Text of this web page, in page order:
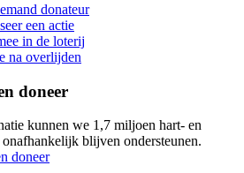
donateur
een actie
in de loterij
na overlijden
doneer
kunnen we 1,7 miljoen hart- en
onafhankelijk blijven ondersteunen.
doneer